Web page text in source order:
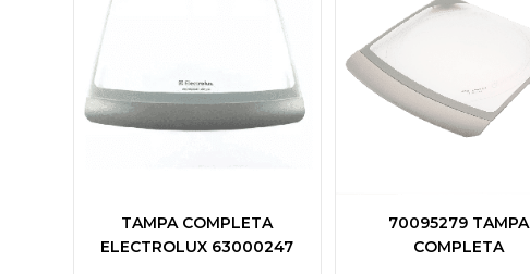
TAMPA COMPLETA
ELECTROLUX 63000247
70095279 TAMPA
COMPLETA